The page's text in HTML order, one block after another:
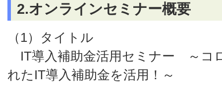
2.オンラインセミナー概要
（1）タイトル
IT導入補助金活用セミナー ～コ
れたIT導入補助金を活用！～